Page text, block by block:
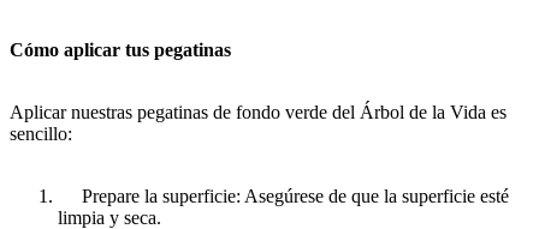
Cómo aplicar tus pegatinas
Aplicar nuestras pegatinas de fondo verde del Árbol de la Vida es
sencillo:
Prepare la superficie: Asegúrese de que la superficie esté
limpia y seca.